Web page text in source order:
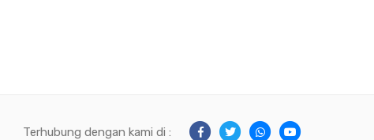
Terhubung dengan kami di :